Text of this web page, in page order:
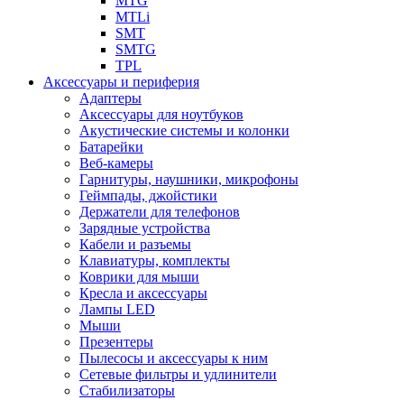
MTLi
SMT
SMTG
TPL
Аксессуары и периферия
Адаптеры
Аксессуары для ноутбуков
Акустические системы и колонки
Батарейки
Веб-камеры
Гарнитуры, наушники, микрофоны
Геймпады, джойстики
Держатели для телефонов
Зарядные устройства
Кабели и разъемы
Клавиатуры, комплекты
Коврики для мыши
Кресла и аксессуары
Лампы LED
Мыши
Презентеры
Пылесосы и аксессуары к ним
Сетевые фильтры и удлинители
Стабилизаторы